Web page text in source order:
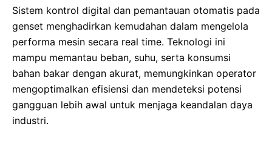
Sistem kontrol digital dan pemantauan otomatis pada
genset menghadirkan kemudahan dalam mengelola
performa mesin secara real time. Teknologi ini
mampu memantau beban, suhu, serta konsumsi
bahan bakar dengan akurat, memungkinkan operator
mengoptimalkan efisiensi dan mendeteksi potensi
gangguan lebih awal untuk menjaga keandalan daya
industri.